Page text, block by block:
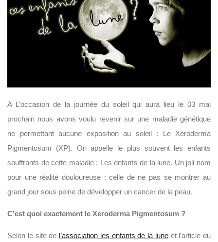
A L’occasion de la journée du soleil qui aura lieu le 03 mai
prochain nous avons voulu revenir sur une maladie génétique
ne permettant aucune exposition au soleil : Le Xeroderma
Pigmentosum (XP). On appelle le plus souvent les enfants
souffrants de cette maladie : Les enfants de la lune. Un joli nom
pour une réalité douloureuse : celle de ne pas se montrer au
grand jour sous peine de développer un cancer de la peau.
C’est quoi exactement le Xeroderma Pigmentosum ?
Selon le site de l’association les enfants de la luneet l’article du